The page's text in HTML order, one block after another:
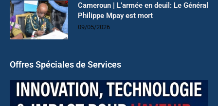
Cameroun | L’armée en deuil: Le Général
Philippe Mpay est mort
09/05/2026
Offres Spéciales de Services